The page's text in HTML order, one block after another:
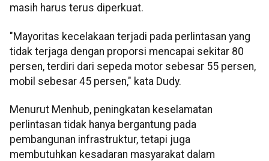
masih harus terus diperkuat.
"Mayoritas kecelakaan terjadi pada perlintasan yang
tidak terjaga dengan proporsi mencapai sekitar 80
persen, terdiri dari sepeda motor sebesar 55 persen,
mobil sebesar 45 persen," kata Dudy.
Menurut Menhub, peningkatan keselamatan
perlintasan tidak hanya bergantung pada
pembangunan infrastruktur, tetapi juga
membutuhkan kesadaran masyarakat dalam